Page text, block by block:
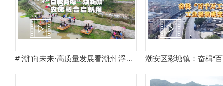
#“潮”向未来·高质量发展看潮州 浮山镇地处饶平地域中心，素有“百载商埠”之称。自“百千万工程”实施以来，浮山镇立足“绿色低碳”特色镇发展定位，在美丽圩镇建设、特色产业发展、绿美生态建设等方面精心谋划，探索出一条具有浮山特色的“镇”兴之路。